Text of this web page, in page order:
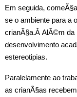
Em seguida,
se o ambiente para a
crianÃ§a.Â AlÃ©m da
desenvolvimento
estereotipias.
Paralelamente ao
as crianÃ§as recebem